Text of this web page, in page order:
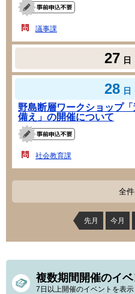
議事課
27 日
28 日
野島断層ワークショップ
備え」の開催について
社会教育課
全
先月 今月
複数期間開催のイベ
7日以上開催のイベントを表示